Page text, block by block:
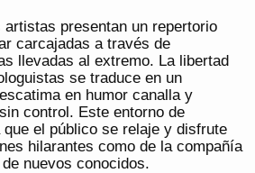
artistas presentan un repertorio
carcajadas a través de
llevadas al extremo. La libertad
se traduce en un
en humor canalla y
control. Este entorno de
el público se relaje y disfrute
hilarantes como de la compañía
nuevos conocidos.